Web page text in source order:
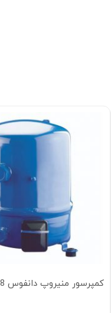
کمپرسور منیروپ دانفوس MT18 سه فاز